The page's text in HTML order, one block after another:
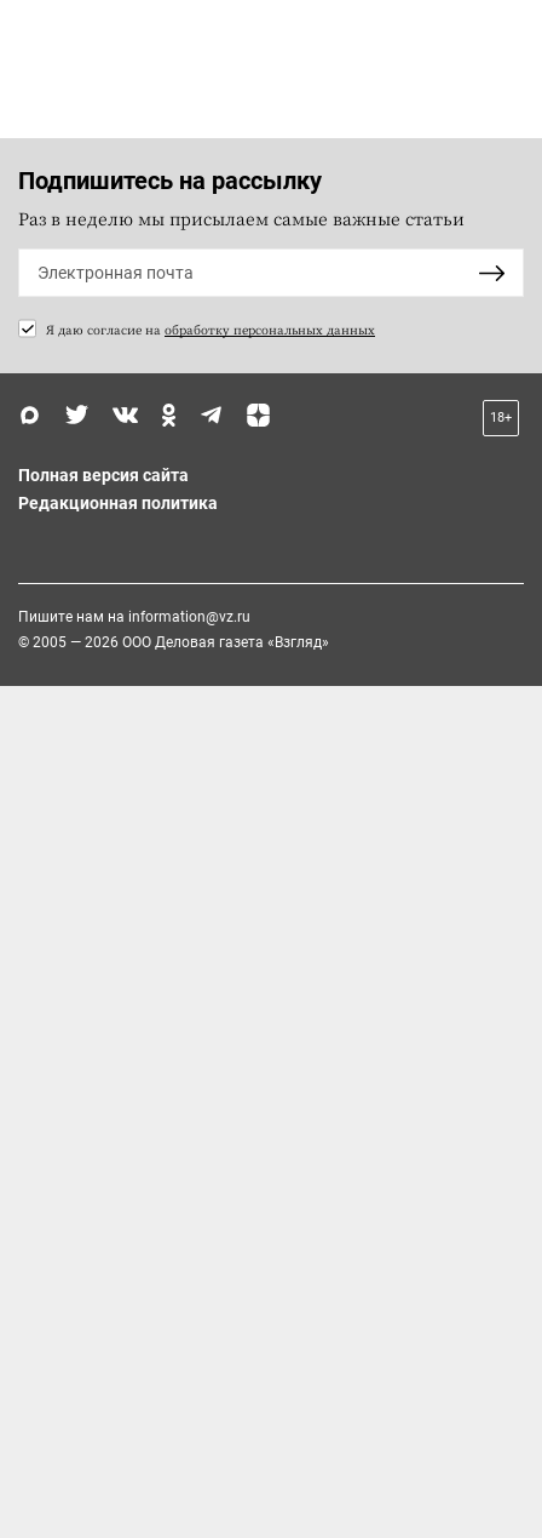
Подпишитесь на рассылку
Раз в неделю мы присылаем самые важные статьи
Я даю согласие на обработку персональных данных
18+
Полная версия сайта
Редакционная политика
Пишите нам на information@vz.ru
© 2005 — 2026 ООО Деловая газета «Взгляд»